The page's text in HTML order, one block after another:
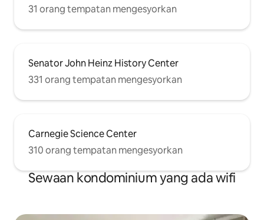
31 orang tempatan mengesyorkan
Senator John Heinz History Center
331 orang tempatan mengesyorkan
Carnegie Science Center
310 orang tempatan mengesyorkan
Sewaan kondominium yang ada wifi